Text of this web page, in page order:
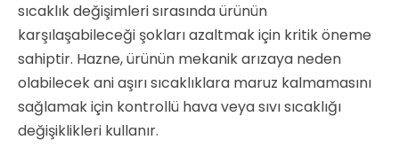
sıcaklık değişimleri sırasında ürünün
karşılaşabileceği şokları azaltmak için kritik öneme
sahiptir. Hazne, ürünün mekanik arızaya neden
olabilecek ani aşırı sıcaklıklara maruz kalmamasını
sağlamak için kontrollü hava veya sıvı sıcaklığı
değişiklikleri kullanır.